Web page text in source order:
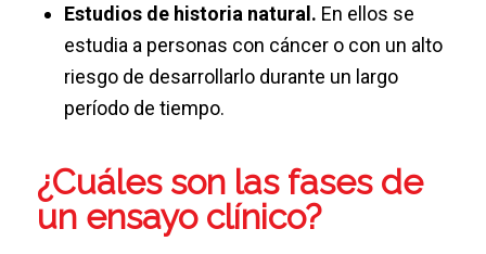
Estudios de historia natural. En ellos se
estudia a personas con cáncer o con un alto
riesgo de desarrollarlo durante un largo
período de tiempo.
¿Cuáles son las fases de
un ensayo clínico?